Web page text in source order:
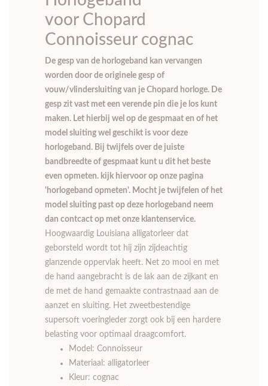
voor Chopard
Connoisseur cognac
De gesp van de horlogeband kan vervangen
worden door de originele gesp of
vouw/vlindersluiting van je Chopard horloge. De
gesp zit vast met een verende pin die je los kunt
maken. Let hierbij wel op de gespmaat en of het
model sluiting wel geschikt is voor deze
horlogeband. Bij twijfels over de juiste
bandbreedte of gespmaat kunt u dit het beste
even opmeten. kijk hiervoor op onze pagina
'horlogeband opmeten'. Mocht je twijfelen of het
model sluiting past op deze horlogeband neem
dan contcact op met onze klantenservice.
Hoogwaardig Louisiana alligatorleer dat
geborsteld wordt tot hij zijn zijdeachtig
glanzende oppervlak heeft. Net zo mooi en met
de hand aangebracht is de lak aan de zijkant en
de met de hand gemaakte contrastnaad aan de
aanzet en sluiting. Het zweetbestendige
supersoft voeringleder zorgt ook bij een hardere
belasting voor optimaal draagcomfort.
Model: Connoisseur
Materiaal: alligatorleer
Kleur: cognac